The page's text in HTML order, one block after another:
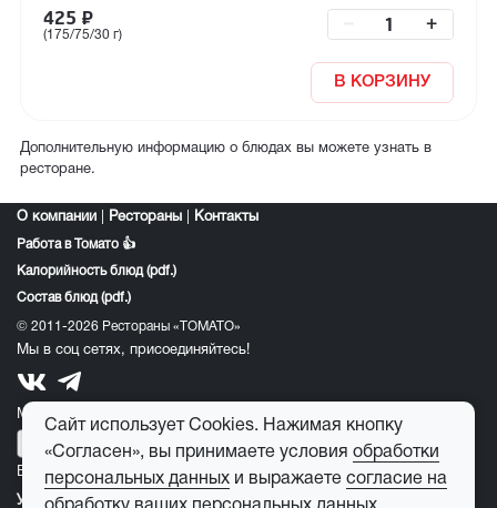
425 ₽
(175/75/30 г)
+
В КОРЗИНУ
Дополнительную информацию о блюдах вы можете узнать в
ресторане.
О компании Рестораны Контакты
Работа в Томато 👍
Калорийность блюд (pdf.)
Состав блюд (pdf.)
© 2011-2026 Рестораны «ТОМАТО»
Мы в соц сетях, присоединяйтесь!
Мобильное приложение томато:
E-mail для обратной связи: feedback@tomato-pizza.ru
Условия обработки персональных данных
Сайт использует Cookies. Нажимая кнопку
«Согласен», вы принимаете условия обработки
персональных данных и выражаете согласие на